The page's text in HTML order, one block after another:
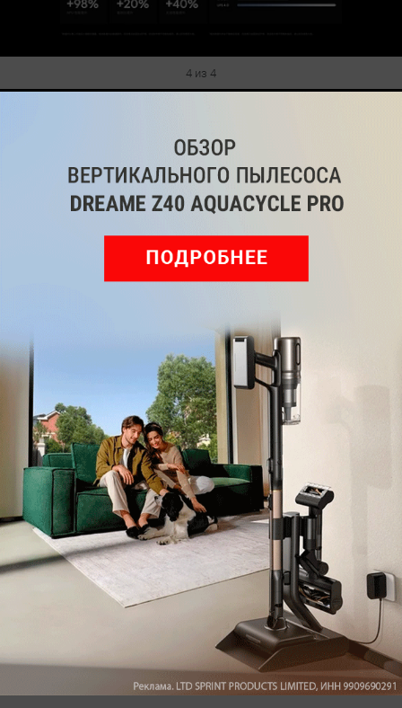
4 из 4
Работает устройство на Android 14 с фирменной
оболочкой Flyme 10.5 со множеством функций ИИ.
Есть стереодинамики и защита IP68. Цвета —
черный, белый, зеленый и голубой.
Meizu 21 Pro с 12 ГБ ОЗУ и 256 ГБ ПЗУ — $690.